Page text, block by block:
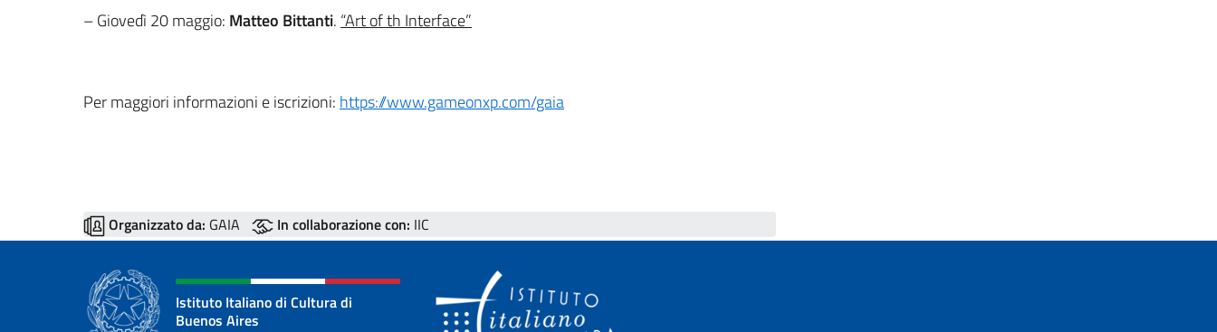
– Giovedì 20 maggio: Matteo Bittanti. “Art of th Interface”
Per maggiori informazioni e iscrizioni: https://www.gameonxp.com/gaia
Organizzato da: GAIA In collaborazione con: IIC
Istituto Italiano di Cultura di
Buenos Aires